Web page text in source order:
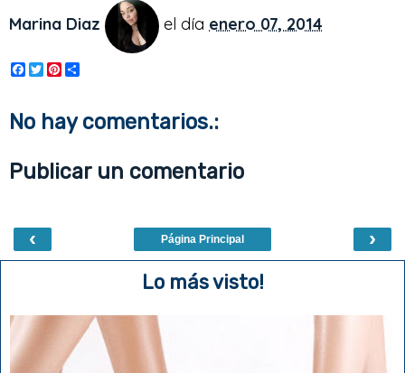
Marina Diaz el día enero 07, 2014
F
a
e
b
k
T
w
t
t
P
t
e
s
t
r
e
No hay comentarios.:
Publicar un comentario
‹ ›
Página Principal
Lo más visto!